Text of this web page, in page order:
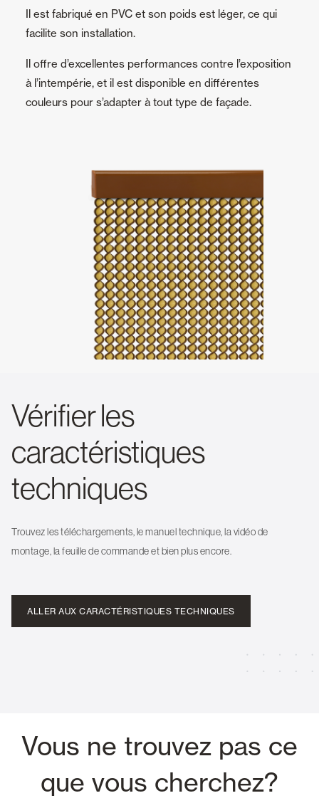
Il est fabriqué en PVC et son poids est léger, ce qui
facilite son installation.
Il offre d’excellentes performances contre l’exposition
à l’intempérie, et il est disponible en différentes
couleurs pour s’adapter à tout type de façade.
Vérifier les
caractéristiques
techniques
Trouvez les téléchargements, le manuel technique, la vidéo de
montage, la feuille de commande et bien plus encore.
ALLER AUX CARACTÉRISTIQUES TECHNIQUES
Vous ne trouvez pas ce
que vous cherchez?